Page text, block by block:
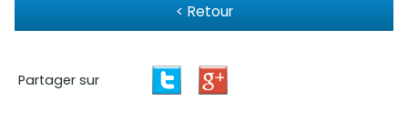
< Retour
Partager sur